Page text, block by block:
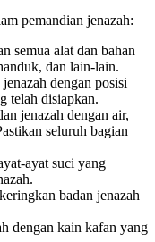
pemandian jenazah:
semua alat dan bahan
dan lain-lain.
dengan posisi
telah disiapkan.
jenazah dengan air,
seluruh bagian
ayat suci yang
badan jenazah
dengan kain kafan yang